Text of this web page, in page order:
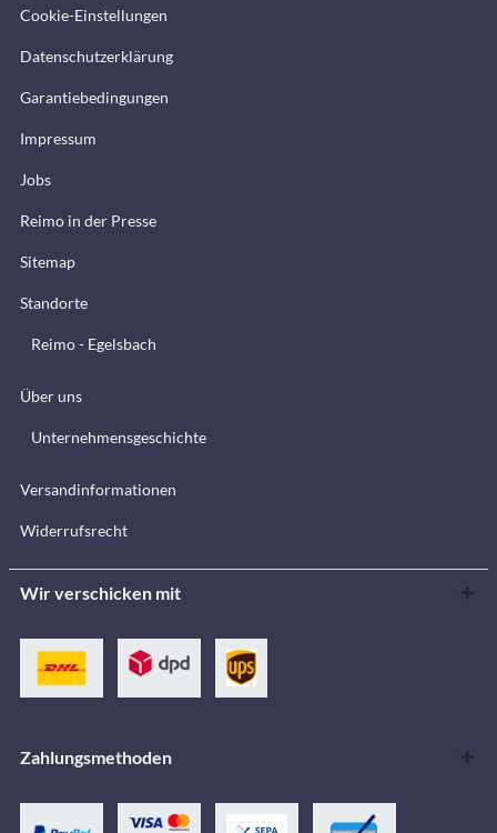
Cookie-Einstellungen
Datenschutzerklärung
Garantiebedingungen
Impressum
Jobs
Reimo in der Presse
Sitemap
Standorte
Reimo - Egelsbach
Über uns
Unternehmensgeschichte
Versandinformationen
Widerrufsrecht
Wir verschicken mit
Zahlungsmethoden